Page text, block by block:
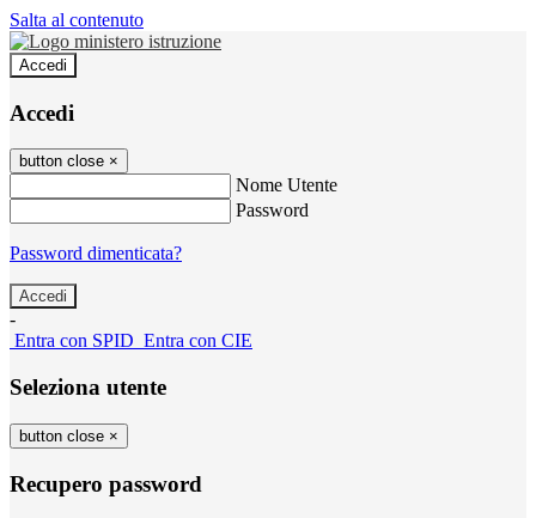
Salta al contenuto
Accedi
Accedi
button close ×
Nome Utente
Password
Password dimenticata?
-
Entra con SPID Entra con CIE
Seleziona utente
button close ×
Recupero password